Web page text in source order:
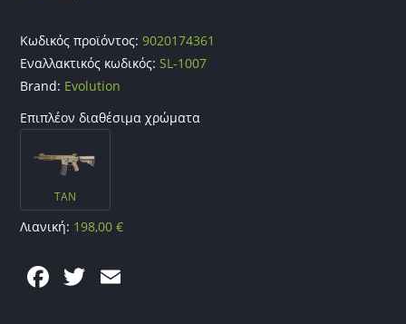
Κωδικός προϊόντος:9020174361
Εναλλακτικός κωδικός: SL-1007
Brand: Evolution
Επιπλέον διαθέσιμα χρώματα
TAN
Λιανική: 198,00€
F T